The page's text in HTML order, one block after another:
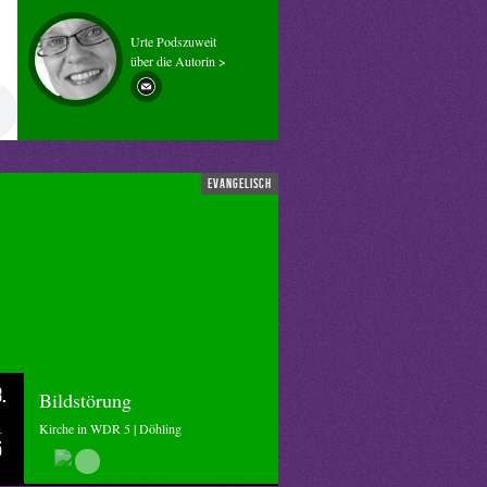
Urte Podszuweit
über die Autorin >
evangelisch
Bildstörung
Kirche in WDR 5 | Döhling